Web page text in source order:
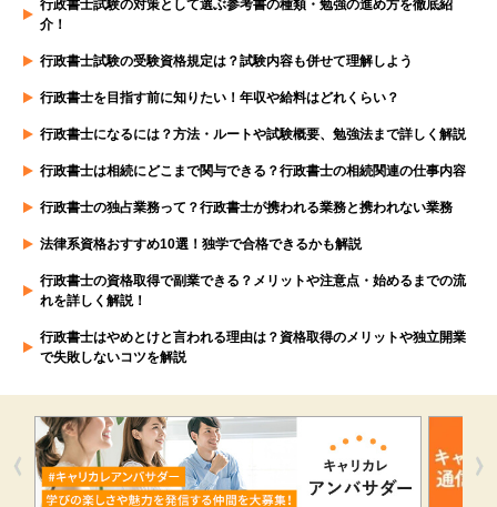
行政書士試験の対策として選ぶ参考書の種類・勉強の進め方を徹底紹
介！
行政書士試験の受験資格規定は？試験内容も併せて理解しよう
行政書士を目指す前に知りたい！年収や給料はどれくらい？
行政書士になるには？方法・ルートや試験概要、勉強法まで詳しく解説
行政書士は相続にどこまで関与できる？行政書士の相続関連の仕事内容
行政書士の独占業務って？行政書士が携われる業務と携われない業務
法律系資格おすすめ10選！独学で合格できるかも解説
行政書士の資格取得で副業できる？メリットや注意点・始めるまでの流
れを詳しく解説！
行政書士はやめとけと言われる理由は？資格取得のメリットや独立開業
で失敗しないコツを解説